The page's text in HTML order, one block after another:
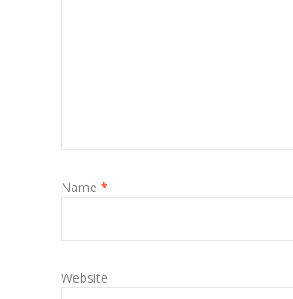
Name *
Website